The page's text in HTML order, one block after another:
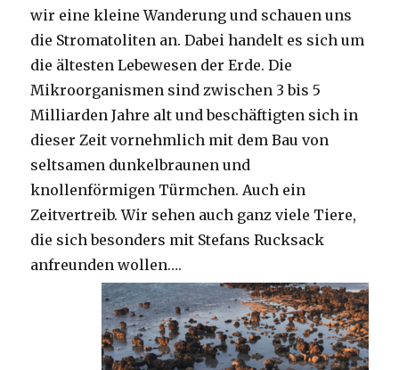
wir eine kleine Wanderung und schauen uns
die Stromatoliten an. Dabei handelt es sich um
die ältesten Lebewesen der Erde. Die
Mikroorganismen sind zwischen 3 bis 5
Milliarden Jahre alt und beschäftigten sich in
dieser Zeit vornehmlich mit dem Bau von
seltsamen dunkelbraunen und
knollenförmigen Türmchen. Auch ein
Zeitvertreib. Wir sehen auch ganz viele Tiere,
die sich besonders mit Stefans Rucksack
anfreunden wollen….